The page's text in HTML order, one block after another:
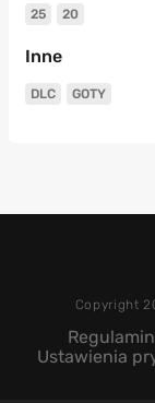
25 20
Inne
DLC GOTY
Copyright
Regulamin
Ustawienia